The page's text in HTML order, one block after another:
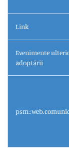
Link
Evenimente
adoptării